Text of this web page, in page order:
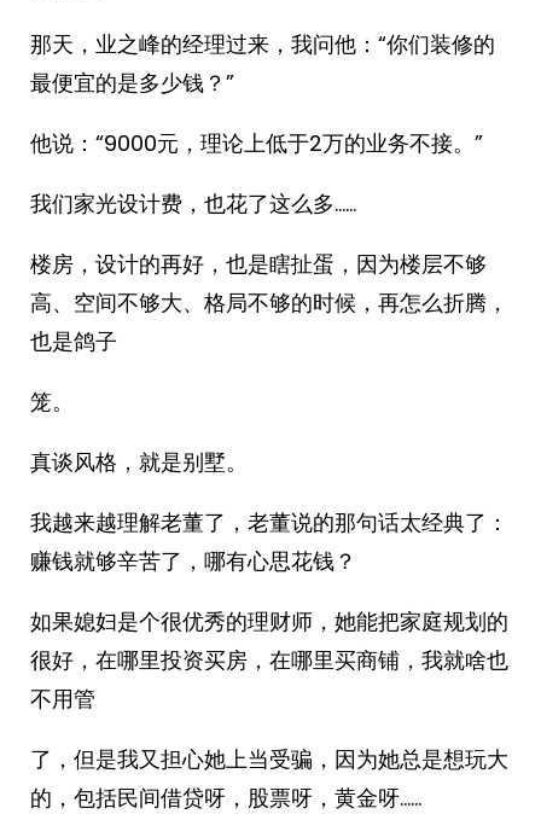
那天，业之峰的经理过来，我问他：“你们装修的
最便宜的是多少钱？”
他说：“9000元，理论上低于2万的业务不接。”
我们家光设计费，也花了这么多……
楼房，设计的再好，也是瞎扯蛋，因为楼层不够
高、空间不够大、格局不够的时候，再怎么折腾，
也是鸽子
笼。
真谈风格，就是别墅。
我越来越理解老董了，老董说的那句话太经典了：
赚钱就够辛苦了，哪有心思花钱？
如果媳妇是个很优秀的理财师，她能把家庭规划的
很好，在哪里投资买房，在哪里买商铺，我就啥也
不用管
了，但是我又担心她上当受骗，因为她总是想玩大
的，包括民间借贷呀，股票呀，黄金呀……